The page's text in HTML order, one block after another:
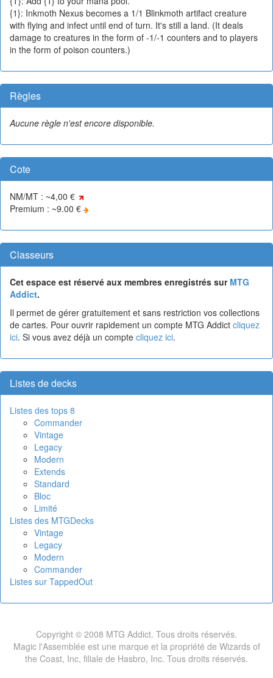
{1}: Inkmoth Nexus becomes a 1/1 Blinkmoth artifact creature
with flying and infect until end of turn. It's still a land. (It deals
damage to creatures in the form of -1/-1 counters and to players
in the form of poison counters.)
Règles
Aucune règle n'est encore disponible.
Cote
NM/MT : ~4,00 €
Premium : ~9.00 €
Classeurs
Cet espace est réservé aux membres enregistrés sur MTG
Addict.
Il permet de gérer gratuitement et sans restriction vos collections
de cartes. Pour ouvrir rapidement un compte MTG Addict cliquez
ici. Si vous avez déjà un compte cliquez ici.
Listes de decks
Listes des tops 8
Commander
Vintage
Legacy
Modern
Extends
Standard
Bloc
Limité
Listes des MTGDecks
Vintage
Legacy
Modern
Commander
Listes sur TappedOut
Copyright © 2008 MTG Addict. Tous droits réservés.
Magic l'Assemblée est une marque et la propriété de Wizards of
the Coast, Inc, filiale de Hasbro, Inc. Tous droits réservés.